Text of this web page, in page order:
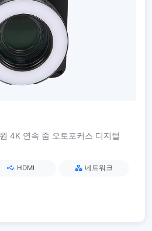
4K 연속 줌 오토포커스 디지털
HDMI 네트워크